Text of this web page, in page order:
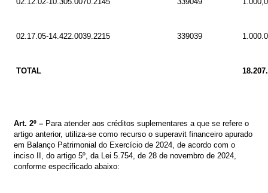
02.17.05-14.422.0039.2215 339039
TOTAL
Art. 2º – Para atender aos créditos suplementares a que se refere o
artigo anterior, utiliza-se como recurso o superavit financeiro apurado
em Balanço Patrimonial do Exercício de 2024, de acordo com o
inciso II, do artigo 5º, da Lei 5.754, de 28 de novembro de 2024,
conforme especificado abaixo: